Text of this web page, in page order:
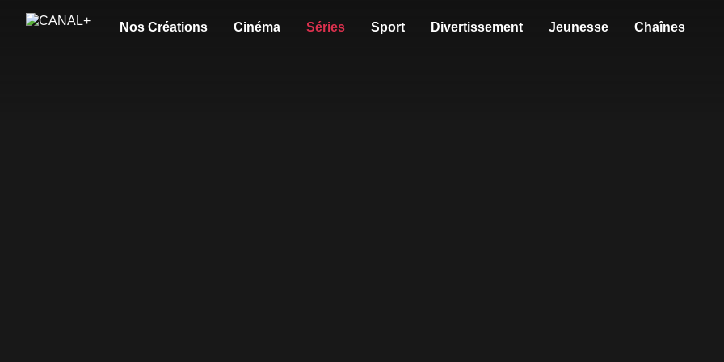
Nos Créations Cinéma Séries Sport Divertissement Jeunesse Chaînes